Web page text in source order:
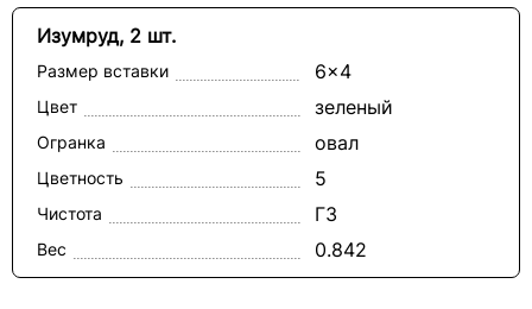
Изумруд, 2 шт.
Размер вставки 6x4
Цвет зеленый
Огранка овал
Цветность 5
Чистота Г3
Вес 0.842